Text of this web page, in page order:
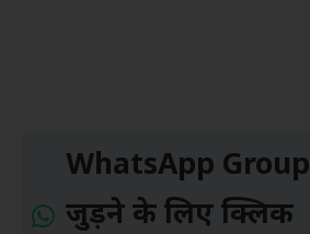
WhatsApp Group
जुड़ने के लिए क्लिक